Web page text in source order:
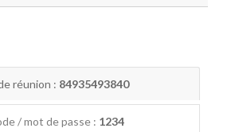
réunion : 84935493840
/ mot de passe : 1234